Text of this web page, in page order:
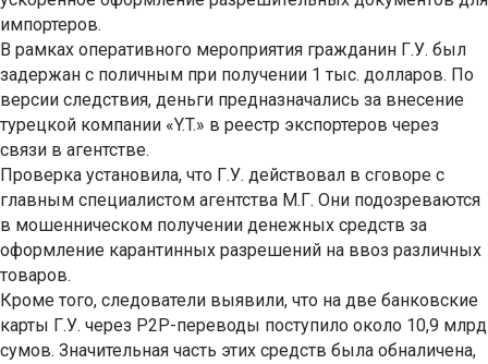
импортеров.
В рамках оперативного мероприятия гражданин Г.У. был
задержан с поличным при получении 1 тыс. долларов. По
версии следствия, деньги предназначались за внесение
турецкой компании «Y.T.» в реестр экспортеров через
связи в агентстве.
Проверка установила, что Г.У. действовал в сговоре с
главным специалистом агентства М.Г. Они подозреваются
в мошенническом получении денежных средств за
оформление карантинных разрешений на ввоз различных
товаров.
Кроме того, следователи выявили, что на две банковские
карты Г.У. через P2P-переводы поступило около 10,9 млрд
сумов. Значительная часть этих средств была обналичена,